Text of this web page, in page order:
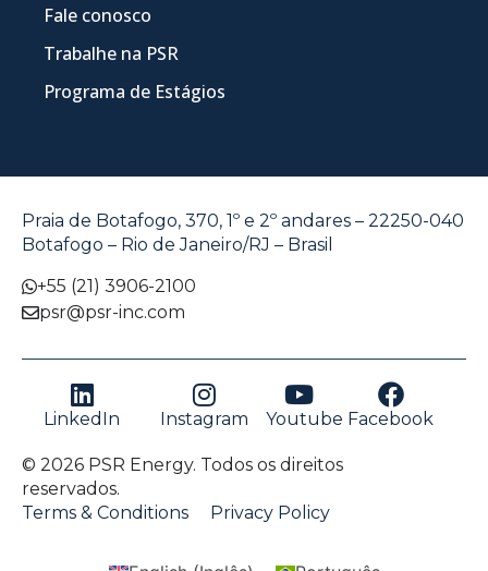
Fale conosco
Trabalhe na PSR
Programa de Estágios
Praia de Botafogo, 370, 1º e 2º andares – 22250-040
Botafogo – Rio de Janeiro/RJ – Brasil
+55 (21) 3906-2100
psr@psr-inc.com
LinkedIn Instagram Youtube Facebook
© 2026 PSR Energy. Todos os direitos
reservados.
Terms & Conditions
Privacy Policy